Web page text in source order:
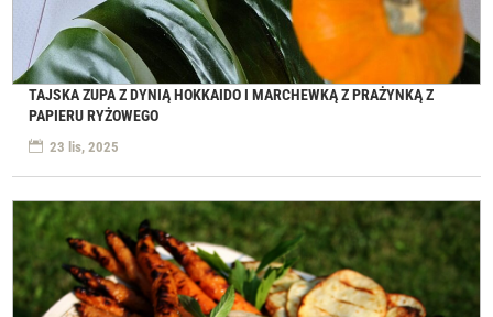
TAJSKA ZUPA Z DYNIĄ HOKKAIDO I MARCHEWKĄ Z PRAŻYNKĄ Z
PAPIERU RYŻOWEGO
23 lis, 2025